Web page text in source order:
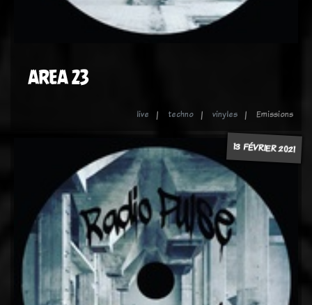
AREA 23
live techno vinyles Emissions
13 FÉVRIER 2021